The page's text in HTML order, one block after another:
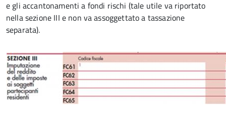
e gli accantonamenti a fondi rischi (tale utile va riportato
nella sezione III e non va assoggettato a tassazione
separata).